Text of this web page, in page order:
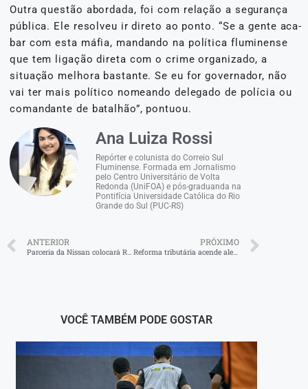
Outra questão abordada, foi com relação a segurança
pública. Ele resolveu ir direto ao ponto. “Se a gente aca-
bar com esta máfia, mandando na política fluminense
que tem ligação direta com o crime organizado, a
situação melhora bastante. Se eu for governador, não
vai ter mais político nomeando delegado de polícia ou
comandante de batalhão”, pontuou.
Ana Luiza Rossi
Repórter e colunista do Correio Sul
Fluminense. Formada em Jornalismo
pelo Centro Universitário de Volta
Redonda (UniFOA) e pós-graduanda na
Pontifícia Universidade Católica do Rio
Grande do Sul (PUC-RS)
ANTERIOR
Parceria da Nissan colocará Resende na rota dos elétricos
PRÓXIMO
Reforma tributária acende alerta na indústria do aço
VOCÊ TAMBÉM PODE GOSTAR